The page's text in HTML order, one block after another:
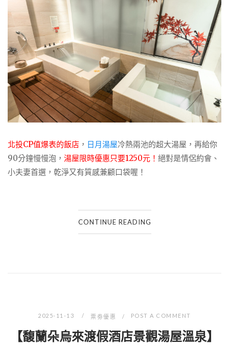
北投CP值爆表的飯店 ， 日月湯屋冷熱兩池的超大湯屋，再給你
90分鐘慢慢泡， 湯屋限時優惠只要1250元！ 絕對是情侶約會、
小夫妻首選，乾淨又有質感兼顧口袋喔！
CONTINUE READING
2025-11-13 票劵優惠 POST A COMMENT
【馥蘭朵烏來渡假酒店景觀湯屋溫泉】